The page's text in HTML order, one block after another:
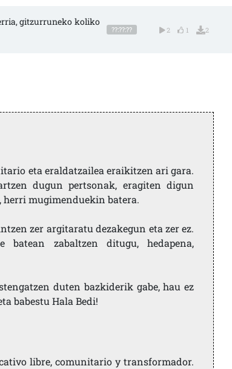
gitzurruneko koliko
??:??:?? 2 1 2
eta eraldatzailea eraikitzen ari gara.
dugun pertsonak, eragiten digun
herri mugimenduekin batera.
zer argitaratu dezakegun eta zer ez.
zabaltzen ditugu, hedapena,
duten bazkiderik gabe, hau ez
babestu Hala Bedi!
libre, comunitario y transformador.